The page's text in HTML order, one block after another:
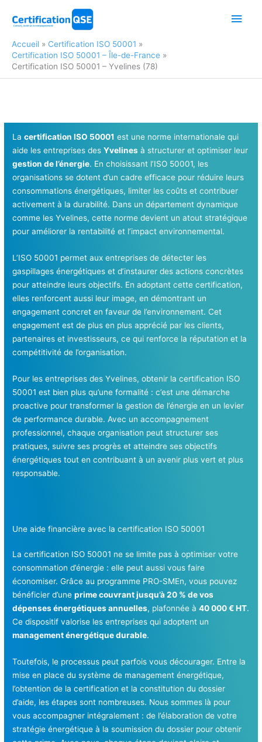
Accueil
Certification ISO 50001
Certification ISO 50001 – Île-de-France
Certification ISO 50001 – Yvelines (78)
Lacertification ISO 50001 est une norme internationale qui
aide les entreprises desYvelines à structurer et optimiser leur
gestion de l’énergie. En choisissant l’ISO 50001, les
organisations se dotent d’un cadre efficace pour réduire leurs
consommations énergétiques, limiter les coûts et contribuer
activement à la durabilité. Dans un département dynamique
comme les Yvelines, cette norme devient un atout stratégique
pour améliorer la rentabilité et l’impact environnemental.
L’ISO 50001 permet aux entreprises de détecter les
gaspillages énergétiques et d’instaurer des actions concrètes
pour atteindre leurs objectifs. En adoptant cette certification,
elles renforcent aussi leur image, en démontrant un
engagement concret en faveur de l’environnement. Cet
engagement est de plus en plus apprécié par les clients,
partenaires et investisseurs, ce qui renforce la réputation et la
compétitivité de l’organisation.
Pour les entreprises des Yvelines, obtenir la certification ISO
50001 est bien plus qu’une formalité : c’est une démarche
proactive pour transformer la gestion de l’énergie en un levier
de performance durable. Avec un accompagnement
professionnel, chaque organisation peut structurer ses
pratiques, suivre ses progrès et atteindre ses objectifs
énergétiques tout en contribuant à un avenir plus vert et plus
responsable.
Une aide financière avec la certification ISO 50001
La certification ISO 50001 ne se limite pas à optimiser votre
consommation d’énergie : elle peut aussi vous faire
économiser. Grâce au programme PRO-SMEn, vous pouvez
bénéficier d’uneprime couvrant jusqu’à 20 % de vos
dépenses énergétiques annuelles, plafonnée à40 000 € HT.
Ce dispositif valorise les entreprises qui adoptent un
management énergétique durable.
Toutefois, le processus peut parfois vous décourager. Entre la
mise en place du système de management énergétique,
l’obtention de la certification et la constitution du dossier
d’aide, les étapes sont nombreuses. Nous sommes là pour
vous accompagner intégralement : de l’élaboration de votre
stratégie énergétique à la soumission du dossier pour obtenir